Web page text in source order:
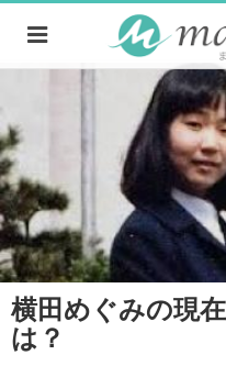
横田めぐみの現
は？